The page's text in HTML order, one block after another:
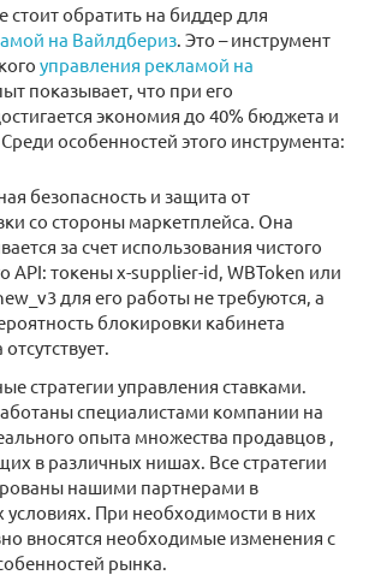
обратить на биддер для
на Вайлдбериз . Это – инструмент
управления рекламой на
показывает, что при его
экономия до 40% бюджета и
особенностей этого инструмента:
безопасность и защита от
со стороны маркетплейса. Она
за счет использования чистого
API: токены x-supplier-id, WBToken или
для его работы не требуются, а
блокировки кабинета
стратегии управления ставками.
специалистами компании на
опыта множества продавцов ,
в различных нишах. Все стратегии
нашими партнерами в
условиях. При необходимости в них
вносятся необходимые изменения с
рынка.